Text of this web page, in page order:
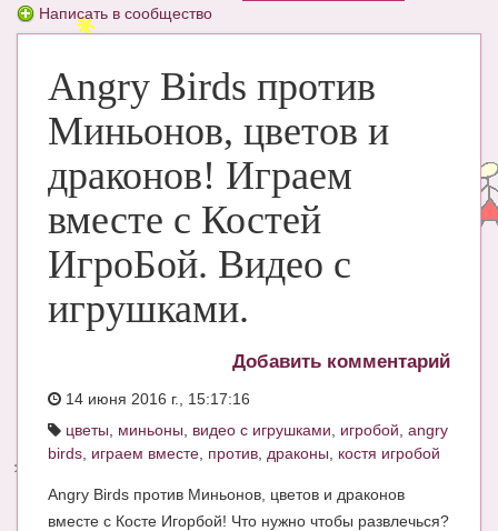
КНИГИ
Сказки
ПСИХОЛОГИЯ
ЗДОРОВЬЕ
МОДА И КРАСОТА
КОНКУРСЫ
СООБЩЕСТВА
БЕРЕМЕННОСТЬ
Календарь беременности
МАМИНА БИБЛИОТЕКА
Написать в сообщество
Angry Birds против
Миньонов, цветов и
драконов! Играем
вместе с Костей
ИгроБой. Видео с
игрушками.
Добавить комментарий
14 июня 2016 г., 15:17:16
цветы
миньоны видео с игрушками игробой angry
birds играем вместе против драконы костя игробой
Angry Birds против Миньонов, цветов и драконов
вместе с Косте Игорбой! Что нужно чтобы развлечься?